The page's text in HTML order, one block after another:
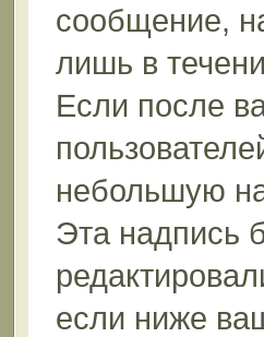
сообщение,
лишь в
Если после
небольшую
Эта надпись
если ниже